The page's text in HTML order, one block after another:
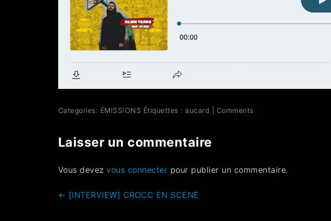
Categories: ÉMISSIONS Étiquettes : aucard Comments
Laisser un commentaire
Vous devezvous connecter pour publier un commentaire.
← [INTERVIEW] CROCC EN SCENE